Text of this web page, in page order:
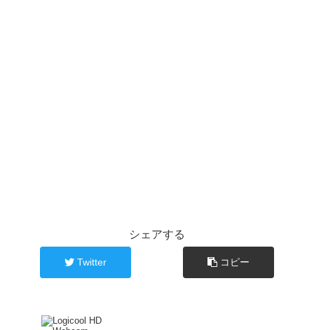
シェアする
Twitter コピー